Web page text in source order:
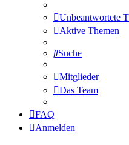
Unbeantwortete
Aktive Themen
Suche
Mitglieder
Das Team
FAQ
Anmelden